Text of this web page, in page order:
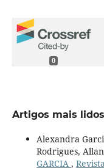
0
Artigos mais
Alexandra
Rodrigues,
GARCIA ,